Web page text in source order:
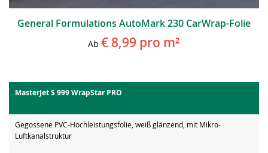
General Formulations AutoMark 230 CarWrap-Folie
Ab € 8,99 pro m²
MasterJet S 999 WrapStar PRO
Gegossene PVC-Hochleistungsfolie, weiß glänzend, mit Mikro-
Luftkanalstruktur